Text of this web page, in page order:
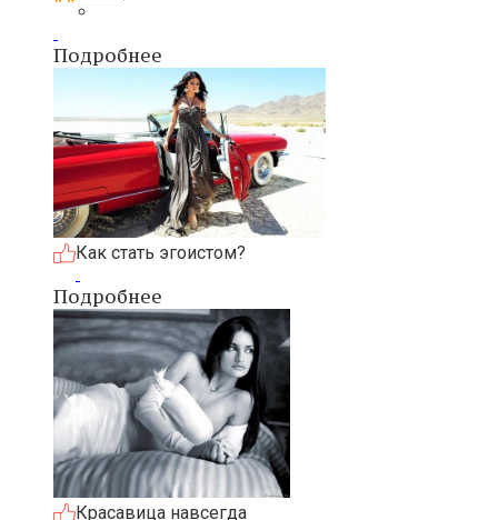
Подробнее
Как стать эгоистом?
Подробнее
Красавица навсегда